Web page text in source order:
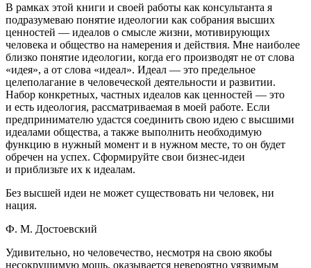
В рамках этой книги и своей работы как консультанта я
подразумеваю понятие идеологии как собрания высших
ценностей — идеалов о смысле жизни, мотивирующих
человека и общество на намерения и действия. Мне наиболее
близко понятие идеологии, когда его производят не от слова
«идея», а от слова «идеал». Идеал — это предельное
целеполагание в человеческой деятельности и развитии.
Набор конкретных, частных идеалов как ценностей — это
и есть идеология, рассматриваемая в моей работе. Если
предпринимателю удастся соединить свою идею с высшими
идеалами общества, а также выполнить необходимую
функцию в нужный момент и в нужном месте, то он будет
обречен на успех. Сформируйте свои бизнес-идеи
и приблизьте их к идеалам.
Без высшей идеи не может существовать ни человек, ни
нация.
Ф. М. Достоевский
Удивительно, но человечество, несмотря на свою якобы
несокрушимую мощь, оказывается невероятно уязвимым